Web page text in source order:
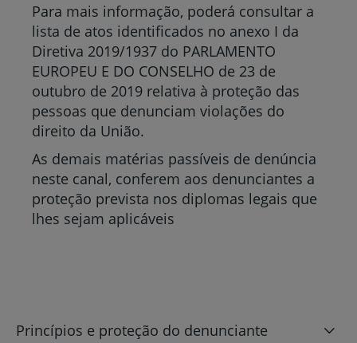
Para mais informação, poderá consultar a
lista de atos identificados no anexo I da
Diretiva 2019/1937 do PARLAMENTO
EUROPEU E DO CONSELHO de 23 de
outubro de 2019 relativa à proteção das
pessoas que denunciam violações do
direito da União.
As demais matérias passíveis de denúncia
neste canal, conferem aos denunciantes a
proteção prevista nos diplomas legais que
lhes sejam aplicáveis
Princípios e proteção do denunciante